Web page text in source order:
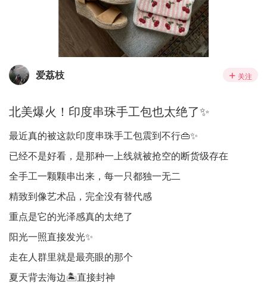
爱荔枝 关注
北美爆火！印度串珠手工包也太绝了✨
最近真的被这款印度串珠手工包震到不行👜✨
已经不是好看，是那种一上线就被抢空的断货级存在
全手工一颗颗串出来，每一只都独一无二
精致到像艺术品，完全没有替代感
重点是它的光泽感真的太绝了
阳光一照直接发光✨
走在人群里就是最亮眼的那个
夏天背去海边🏝️直接封神